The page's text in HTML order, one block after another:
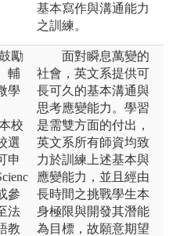
基本寫作與溝通能力
之訓練。
勵
輔
學
校
選
申
參
法
教
面對瞬息萬變的
社會，英文系提供可
長可久的基本溝通與
思考應變能力。學習
是需雙方面的付出，
英文系所有師資均致
力於訓練上述基本與
應變能力，並且經由
長時間之挑戰學生本
身極限與開發其潛能
為目標，故願意期望